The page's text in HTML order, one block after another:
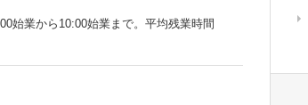
始業から10:00始業まで。平均残業時間